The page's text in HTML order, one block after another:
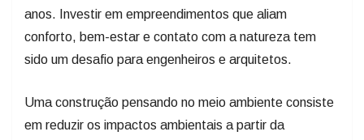
anos. Investir em empreendimentos que aliam
conforto, bem-estar e contato com a natureza tem
sido um desafio para engenheiros e arquitetos.
Uma construção pensando no meio ambiente consiste
em reduzir os impactos ambientais a partir da